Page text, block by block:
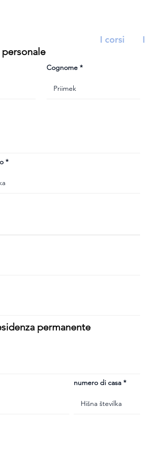
Cognome
permanente
numero di casa
I corsi